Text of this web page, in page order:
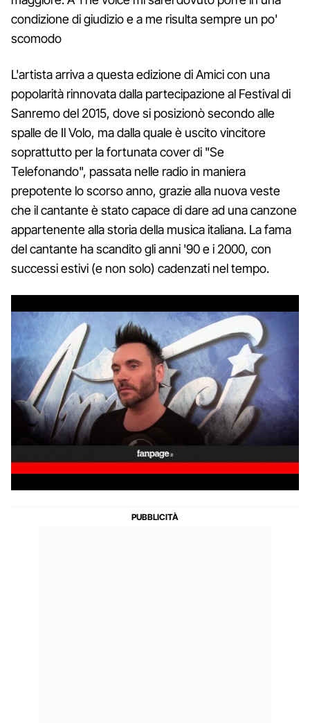
condizione di giudizio e a me risulta sempre un po'
scomodo
L'artista arriva a questa edizione di Amici con una
popolarità rinnovata dalla partecipazione al Festival di
Sanremo del 2015, dove si posizionò secondo alle
spalle de Il Volo, ma dalla quale è uscito vincitore
soprattutto per la fortunata cover di "Se
Telefonando", passata nelle radio in maniera
prepotente lo scorso anno, grazie alla nuova veste
che il cantante è stato capace di dare ad una canzone
appartenente alla storia della musica italiana. La fama
del cantante ha scandito gli anni '90 e i 2000, con
successi estivi (e non solo) cadenzati nel tempo.